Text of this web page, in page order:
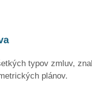
typov zmluv,
plánov.